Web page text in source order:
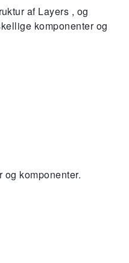
af Layers , og
komponenter og
komponenter.